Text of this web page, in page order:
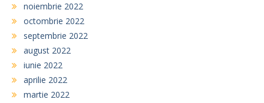
noiembrie 2022
octombrie 2022
septembrie 2022
august 2022
iunie 2022
aprilie 2022
martie 2022